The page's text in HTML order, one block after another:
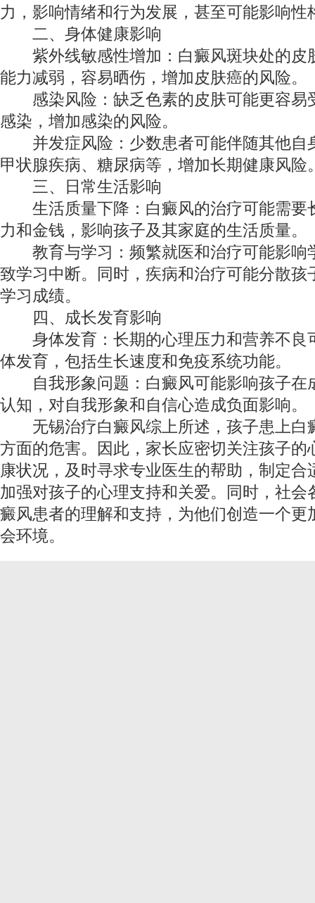
力，影响情绪和行为发展，甚至可能影响性
二、身体健康影响
紫外线敏感性增加：白癜风斑块处的皮
能力减弱，容易晒伤，增加皮肤癌的风险。
感染风险：缺乏色素的皮肤可能更容易
感染，增加感染的风险。
并发症风险：少数患者可能伴随其他自
甲状腺疾病、糖尿病等，增加长期健康风险
三、日常生活影响
生活质量下降：白癜风的治疗可能需要
力和金钱，影响孩子及其家庭的生活质量。
教育与学习：频繁就医和治疗可能影响
致学习中断。同时，疾病和治疗可能分散孩
学习成绩。
四、成长发育影响
身体发育：长期的心理压力和营养不良
体发育，包括生长速度和免疫系统功能。
自我形象问题：白癜风可能影响孩子在
认知，对自我形象和自信心造成负面影响。
无锡治疗白癜风综上所述，孩子患上白
方面的危害。因此，家长应密切关注孩子的
康状况，及时寻求专业医生的帮助，制定合
加强对孩子的心理支持和关爱。同时，社会
癜风患者的理解和支持，为他们创造一个更
会环境。